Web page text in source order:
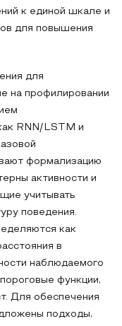
к единой шкале и
для повышения
для
на профилировании
RNN/LSTM и
формализацию
активности и
учитывать
поведения.
как
в
наблюдаемого
функции,
Для обеспечения
подходы,